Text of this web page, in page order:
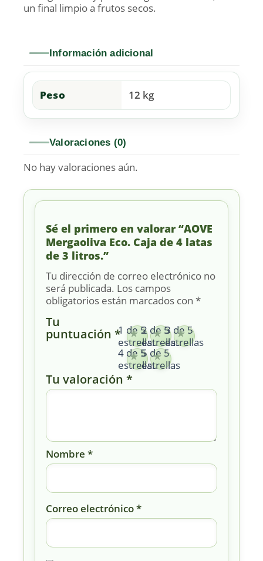
un final limpio a frutos secos.
Información adicional
Peso 12 kg
Valoraciones (0)
No hay valoraciones aún.
Sé el primero en valorar “AOVE
Mergaoliva Eco. Caja de 4 latas
de 3 litros.”
Tu dirección de correo electrónico no
será publicada. Los campos
obligatorios están marcados con *
Tu
puntuación *1 de 5
estrellas
2 de 5
estrellas
3 de 5
estrellas
4 de 5
estrellas
5 de 5
estrellas
Tu valoración *
Nombre *
Correo electrónico*